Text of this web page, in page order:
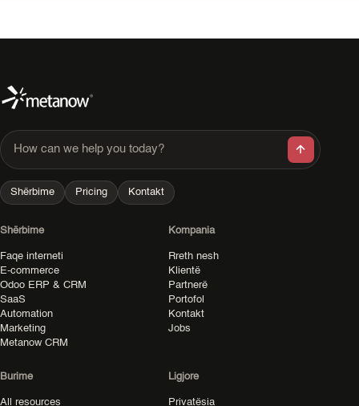
How can we help you today?
Shërbime Pricing Kontakt
Shërbime
Faqe interneti
E-commerce
Odoo ERP & CRM
SaaS
Automation
Marketing
Metanow CRM
Kompania
Rreth nesh
Klientë
Partnerë
Portofol
Kontakt
Jobs
Burime
All resources
Ligjore
Privatësia